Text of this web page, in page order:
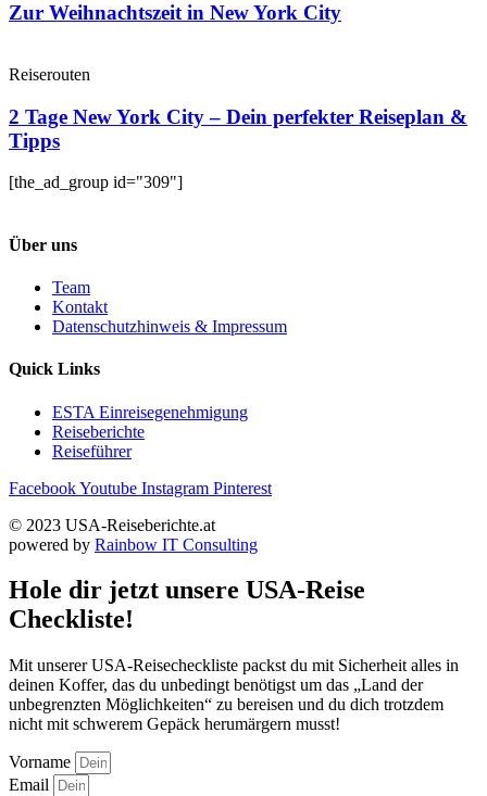
Zur Weihnachtszeit in New York City
Reiserouten
2 Tage New York City – Dein perfekter Reiseplan &
Tipps
[the_ad_group id="309"]
Über uns
Team
Kontakt
Datenschutzhinweis & Impressum
Quick Links
ESTA Einreisegenehmigung
Reiseberichte
Reiseführer
FacebookYoutube Instagram Pinterest
© 2023 USA-Reiseberichte.at
powered by Rainbow IT Consulting
Hole dir jetzt unsere USA-Reise
Checkliste!
Mit unserer USA-Reisecheckliste packst du mit Sicherheit alles in
deinen Koffer, das du unbedingt benötigst um das „Land der
unbegrenzten Möglichkeiten“ zu bereisen und du dich trotzdem
nicht mit schwerem Gepäck herumärgern musst!
Vorname
Email